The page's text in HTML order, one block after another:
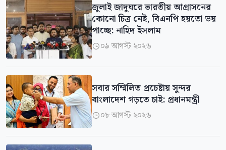
জুলাই জাদুঘরে ভারতীয় আগ্রাসনের
কোনো চিত্র নেই, বিএনপি হয়তো ভয়
পাচ্ছে: নাহিদ ইসলাম
০৯ আগস্ট ২০২৬
সবার সম্মিলিত প্রচেষ্টায় সুন্দর
বাংলাদেশ গড়তে চাই: প্রধানমন্ত্রী
০৮ আগস্ট ২০২৬